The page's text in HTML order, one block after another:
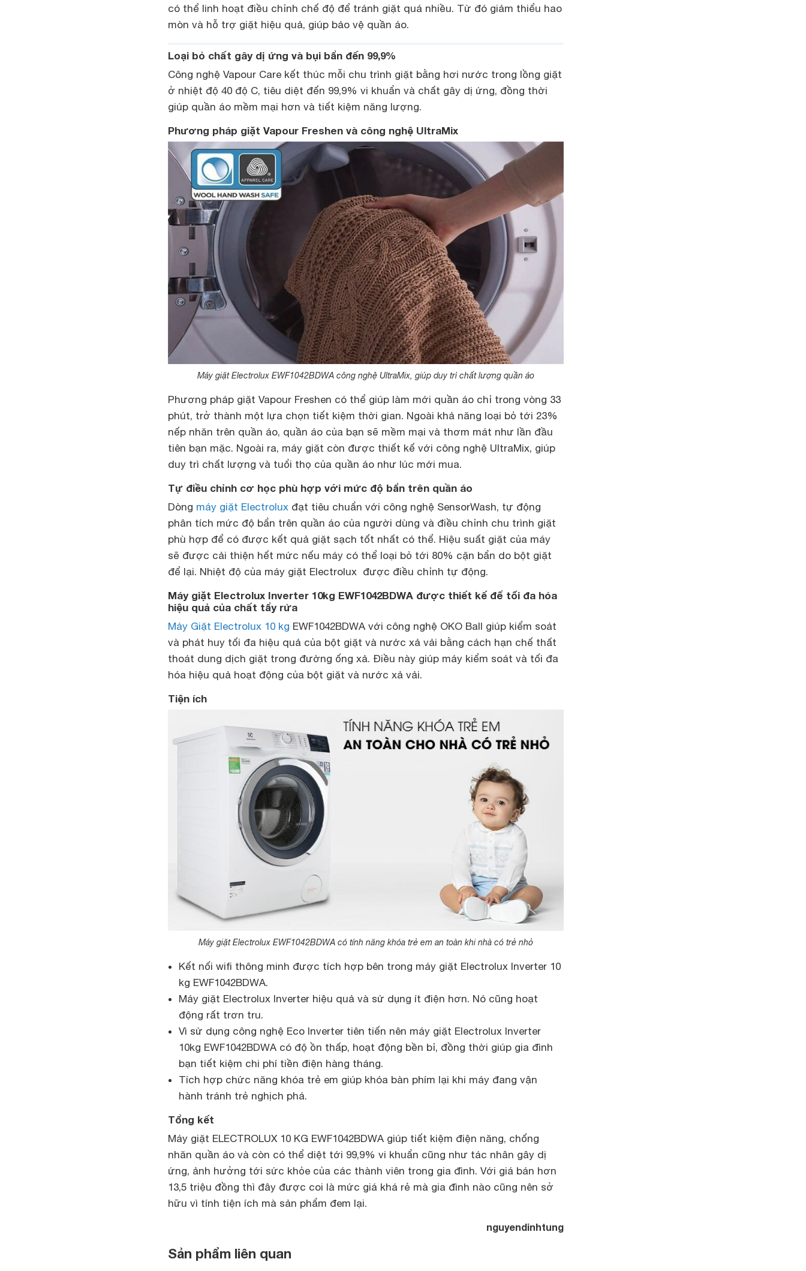
có thể linh hoạt điều chỉnh chế độ để tránh giặt quá nhiều. Từ đó giảm thiểu hao
mòn và hỗ trợ giặt hiệu quả, giúp bảo vệ quần áo.
Loại bỏ chất gây dị ứng và bụi bẩn đến 99,9%
Công nghệ Vapour Care kết thúc mỗi chu trình giặt bằng hơi nước trong lồng giặt
ở nhiệt độ 40 độ C, tiêu diệt đến 99,9% vi khuẩn và chất gây dị ứng, đồng thời
giúp quần áo mềm mại hơn và tiết kiệm năng lượng.
Phương pháp giặt Vapour Freshen và công nghệ UltraMix
Máy giặt Electrolux EWF1042BDWA công nghệ UltraMix, giúp duy trì chất lượng quần áo
Phương pháp giặt Vapour Freshen có thể giúp làm mới quần áo chỉ trong vòng 33
phút, trở thành một lựa chọn tiết kiệm thời gian. Ngoài khả năng loại bỏ tới 23%
nếp nhăn trên quần áo, quần áo của bạn sẽ mềm mại và thơm mát như lần đầu
tiên bạn mặc. Ngoài ra, máy giặt còn được thiết kế với công nghệ UltraMix, giúp
duy trì chất lượng và tuổi thọ của quần áo như lúc mới mua.
Tự điều chỉnh cơ học phù hợp với mức độ bẩn trên quần áo
Dòng máy giặt Electrolux đạt tiêu chuẩn với công nghệ SensorWash, tự động
phân tích mức độ bẩn trên quần áo của người dùng và điều chỉnh chu trình giặt
phù hợp để có được kết quả giặt sạch tốt nhất có thể. Hiệu suất giặt của máy
sẽ được cải thiện hết mức nếu máy có thể loại bỏ tới 80% cặn bẩn do bột giặt
để lại. Nhiệt độ của máy giặt Electrolux được điều chỉnh tự động.
Máy giặt Electrolux Inverter 10kg EWF1042BDWA được thiết kế để tối đa hóa
hiệu quả của chất tẩy rửa
Máy Giặt Electrolux 10 kg EWF1042BDWA với công nghệ OKO Ball giúp kiểm soát
và phát huy tối đa hiệu quả của bột giặt và nước xả vải bằng cách hạn chế thất
thoát dung dịch giặt trong đường ống xả. Điều này giúp máy kiểm soát và tối đa
hóa hiệu quả hoạt động của bột giặt và nước xả vải.
Tiện ích
Máy giặt Electrolux EWF1042BDWA có tính năng khóa trẻ em an toàn khi nhà có trẻ nhỏ
Kết nối wifi thông minh được tích hợp bên trong máy giặt Electrolux Inverter 10
kg EWF1042BDWA.
Máy giặt Electrolux Inverter hiệu quả và sử dụng ít điện hơn. Nó cũng hoạt
động rất trơn tru.
Vì sử dụng công nghệ Eco Inverter tiên tiến nên máy giặt Electrolux Inverter
10kg EWF1042BDWA có độ ồn thấp, hoạt động bền bỉ, đồng thời giúp gia đình
bạn tiết kiệm chi phí tiền điện hàng tháng.
Tích hợp chức năng khóa trẻ em giúp khóa bàn phím lại khi máy đang vận
hành tránh trẻ nghịch phá.
Tổng kết
Máy giặt ELECTROLUX 10 KG EWF1042BDWA giúp tiết kiệm điện năng, chống
nhăn quần áo và còn có thể diệt tới 99,9% vi khuẩn cũng như tác nhân gây dị
ứng, ảnh hưởng tới sức khỏe của các thành viên trong gia đình. Với giá bán hơn
13,5 triệu đồng thì đây được coi là mức giá khá rẻ mà gia đình nào cũng nên sở
hữu vì tính tiện ích mà sản phẩm đem lại.
nguyendinhtung
Sản phẩm liên quan